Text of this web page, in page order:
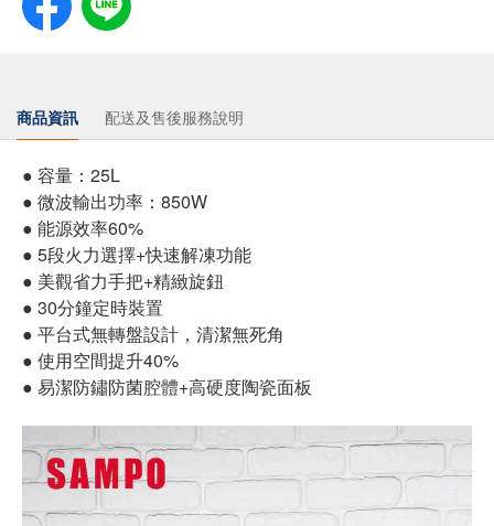
商品資訊 配送及售後服務說明
● 容量：25L
● 微波輸出功率：850W
● 能源效率60%
● 5段火力選擇+快速解凍功能
● 美觀省力手把+精緻旋鈕
● 30分鐘定時裝置
● 平台式無轉盤設計，清潔無死角
● 使用空間提升40%
● 易潔防鏽防菌腔體+高硬度陶瓷面板